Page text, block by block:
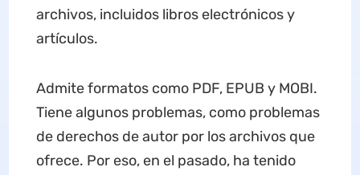
archivos, incluidos libros electrónicos y
artículos.
Admite formatos como PDF, EPUB y MOBI.
Tiene algunos problemas, como problemas
de derechos de autor por los archivos que
ofrece. Por eso, en el pasado, ha tenido